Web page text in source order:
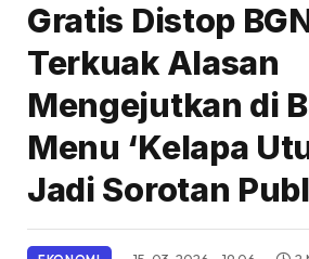
Gratis Distop
Terkuak Alasan
Mengejutkan di
Menu ‘Kelapa
Jadi Sorotan